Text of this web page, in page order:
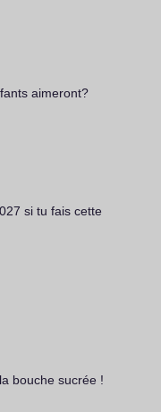
aimeront?
si tu fais cette
bouche sucrée !